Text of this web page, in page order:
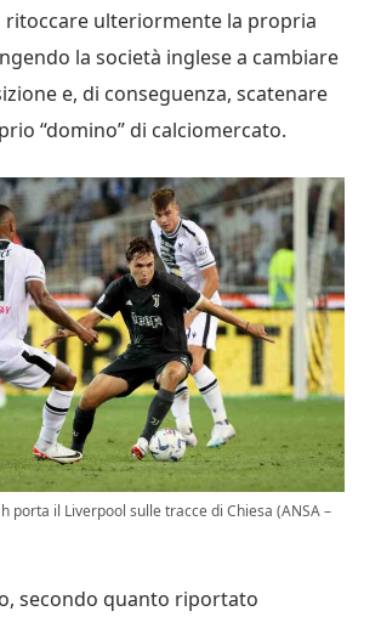
ritoccare ulteriormente la propria
la società inglese a cambiare
e, di conseguenza, scatenare
“domino” di calciomercato.
porta il Liverpool sulle tracce di Chiesa (ANSA –
secondo quanto riportato